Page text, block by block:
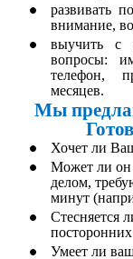
развивать
внимание,
выучить с
вопросы:
телефон,
месяцев.
Мы
Хочет ли
Может ли он
делом,
минут
Стесняется
Умеет ли ваш